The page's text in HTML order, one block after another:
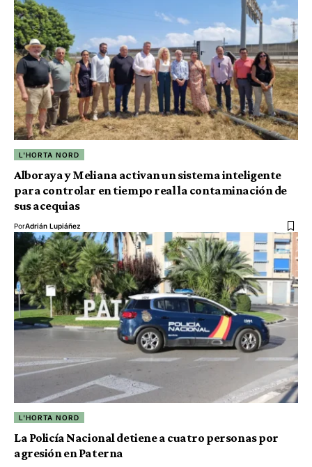
L'HORTA NORD
Alboraya y Meliana activan un sistema inteligente
para controlar en tiempo real la contaminación de
sus acequias
PorAdrián Lupiáñez
L'HORTA NORD
La Policía Nacional detiene a cuatro personas por
agresión en Paterna